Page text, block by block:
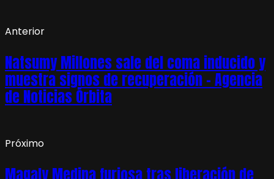
Anterior
Natsumy Millones sale del coma inducido y
muestra signos de recuperación – Agencia
de Noticias Órbita
Próximo
Magaly Medina furiosa tras liberación de